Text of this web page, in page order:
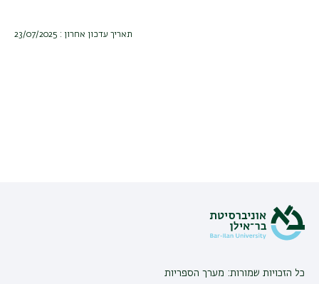
תאריך עדכון אחרון : 23/07/2025
כל הזכויות שמורות: מערך הספריות